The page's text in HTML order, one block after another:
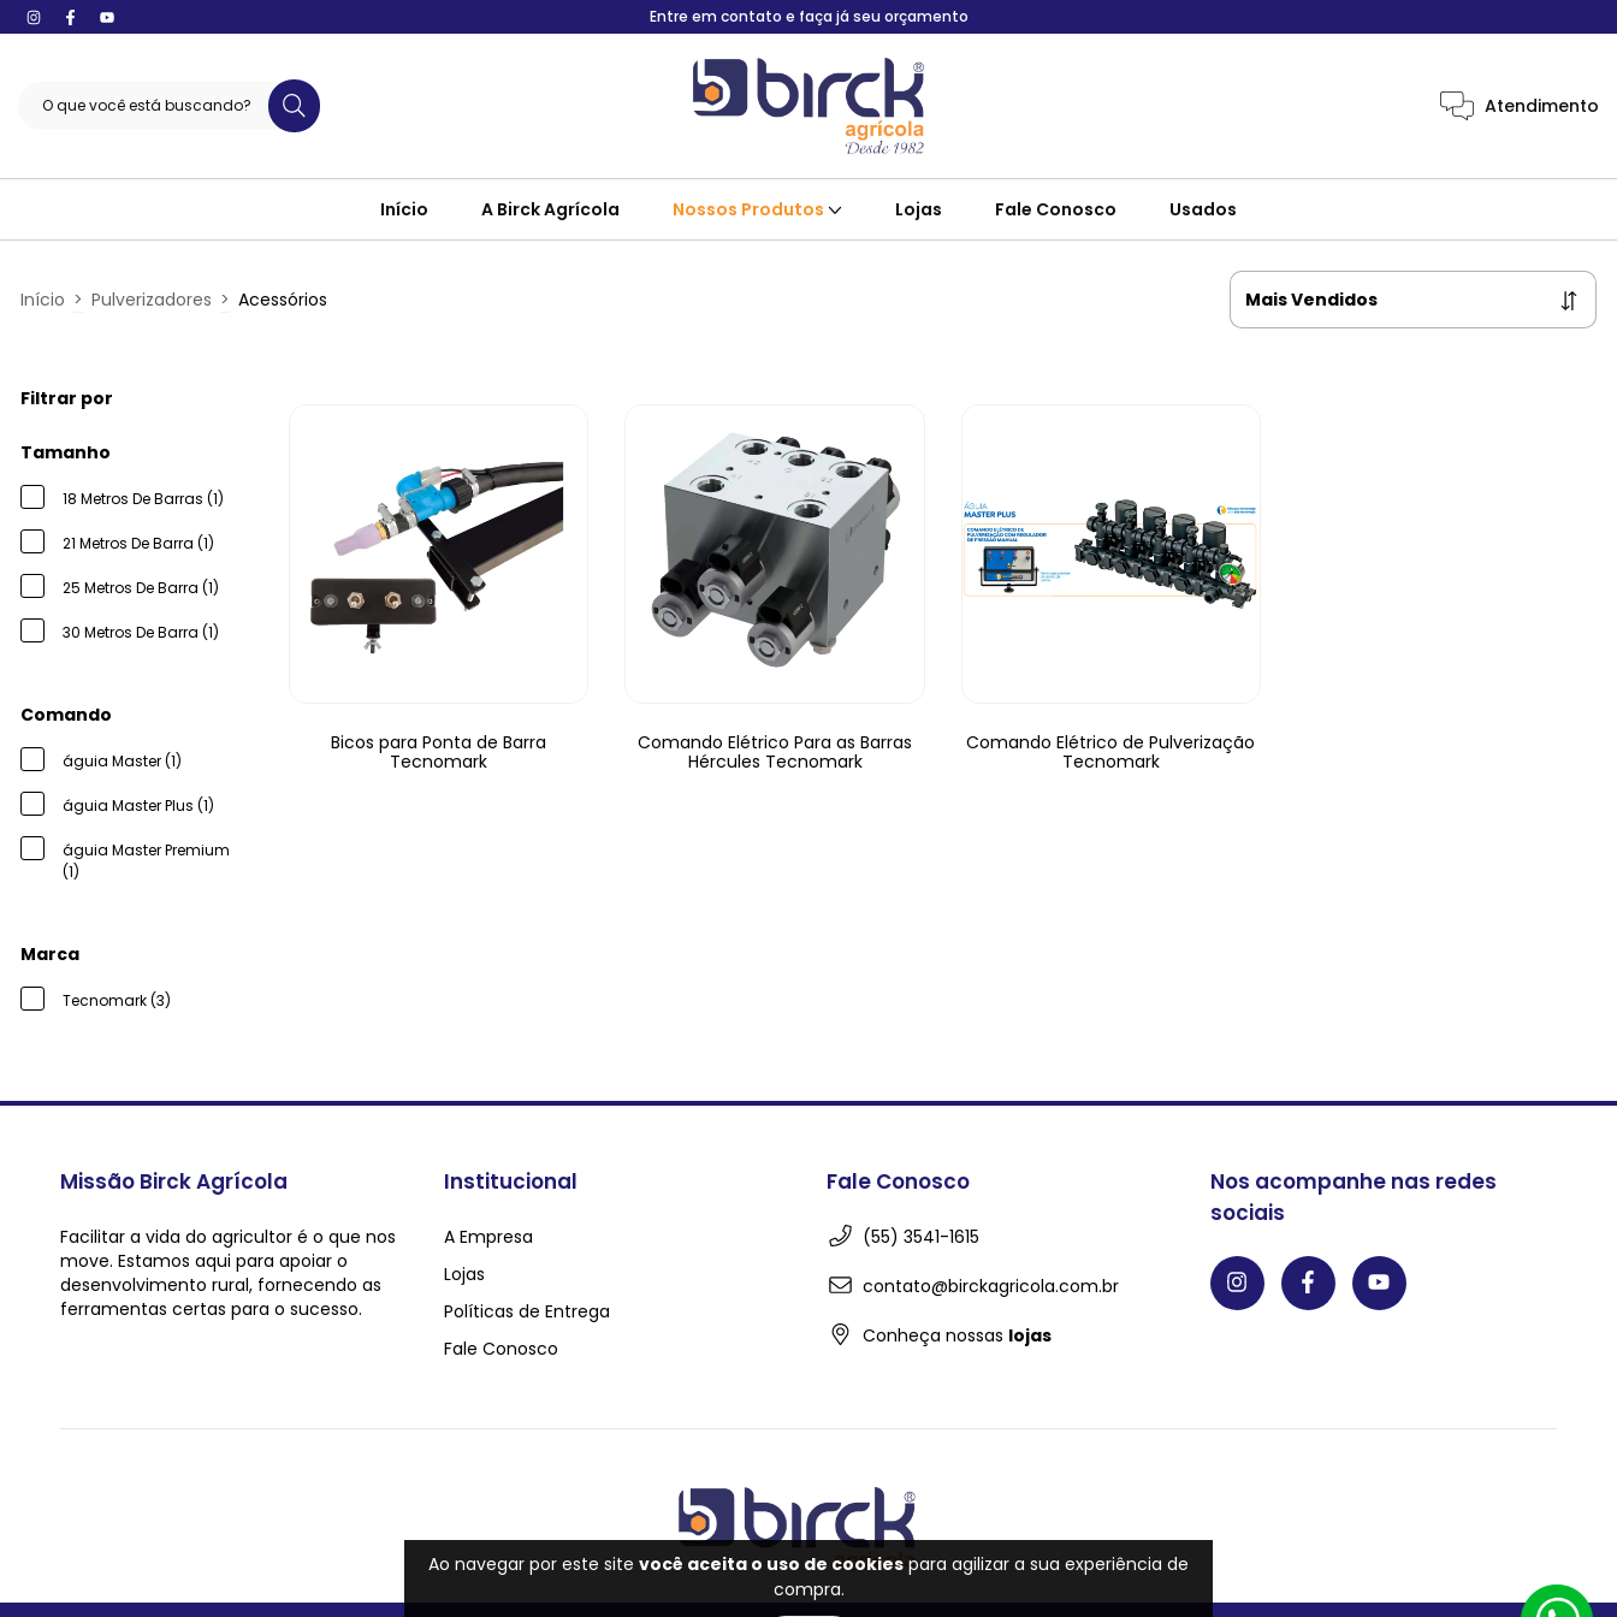
Entre em contato e faça já seu orçamento
Atendimento
Início A Birck Agrícola Nossos Produtos Lojas Fale Conosco Usados
Ao navegar por este site você aceita o uso de cookies para agilizar a sua experiência de
compra.
Início > Pulverizadores > Acessórios
Filtrar por
Tamanho
18 Metros De Barras (1)
21 Metros De Barra (1)
25 Metros De Barra (1)
30 Metros De Barra (1)
Comando
águia Master (1)
águia Master Plus (1)
águia Master Premium
(1)
Marca
Tecnomark (3)
Bicos para Ponta de Barra
Tecnomark
Comando Elétrico Para as Barras
Hércules Tecnomark
Comando Elétrico de Pulverização
Tecnomark
Missão Birck Agrícola
Facilitar a vida do agricultor é o que nos
move. Estamos aqui para apoiar o
desenvolvimento rural, fornecendo as
ferramentas certas para o sucesso.
Institucional
A Empresa
Lojas
Políticas de Entrega
Fale Conosco
Fale Conosco
(55) 3541-1615
contato@birckagricola.com.br
Conheça nossas lojas
Nos acompanhe nas redes
sociais